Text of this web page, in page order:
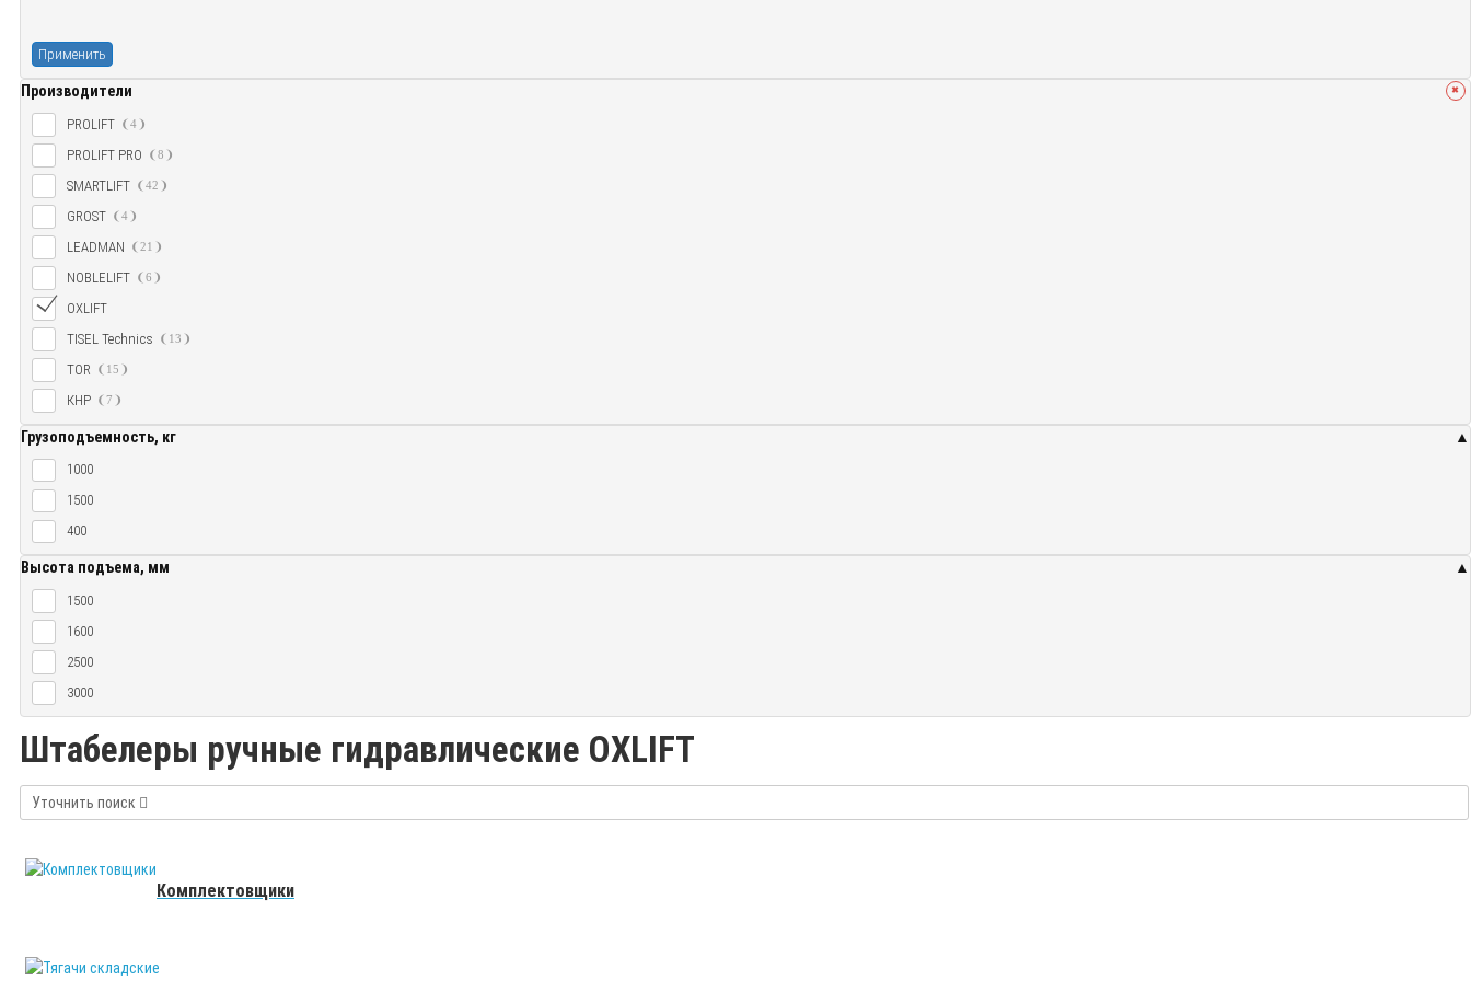
Применить
Производители
PROLIFT 4
PROLIFT PRO 8
SMARTLIFT 42
GROST 4
LEADMAN 21
NOBLELIFT 6
OXLIFT
TISEL Technics
13
TOR 15
КНР 7
Грузоподъемность, кг
1000
1500
400
Высота подъема, мм
1500
1600
2500
3000
Штабелеры ручные гидравлические OXLIFT
Уточнить поиск
Комплектовщики